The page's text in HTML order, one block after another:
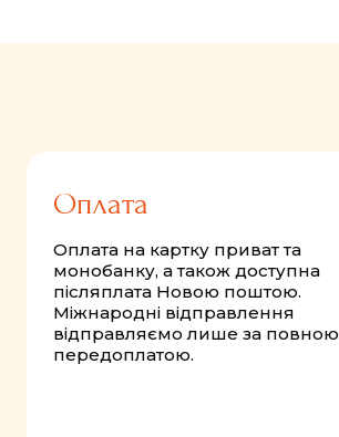
Оплата
Оплата на картку приват та
монобанку, а також доступна
післяплата Новою поштою.
Міжнародні відправлення
відправляємо лише за повною
передоплатою.